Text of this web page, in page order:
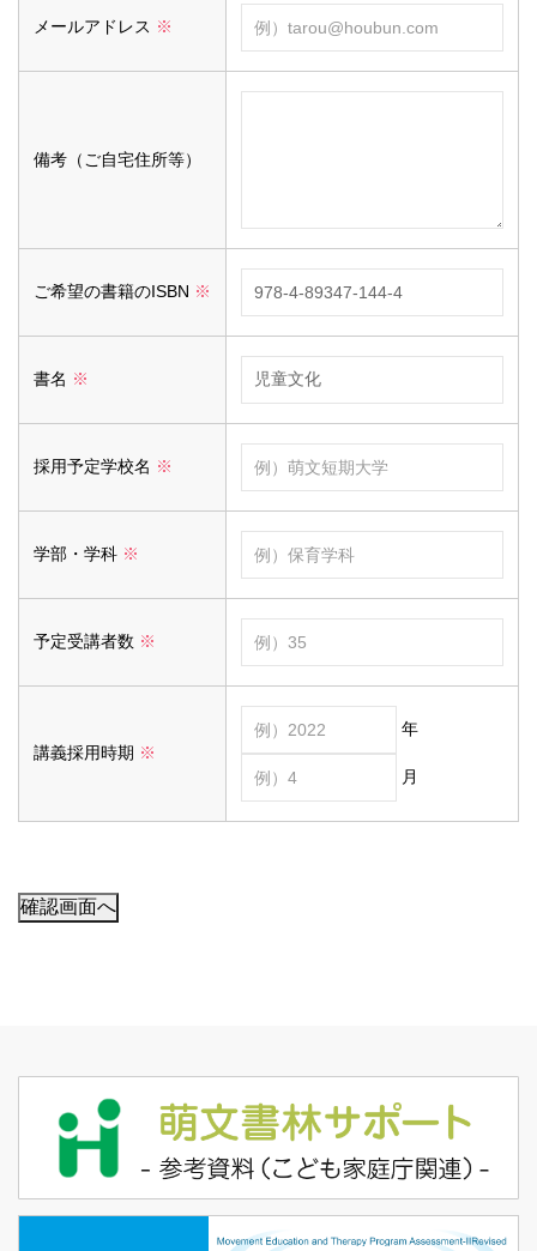
メールアドレス ※
備考（ご自宅住所等）
ご希望の書籍のISBN ※
書名 ※
採用予定学校名 ※
学部・学科 ※
予定受講者数 ※
講義採用時期 ※
年
月